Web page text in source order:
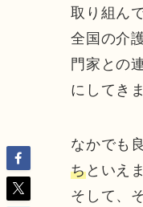
取り組ん
全国の介
門家との
にしてき
なかでも
ちといえ
そして、